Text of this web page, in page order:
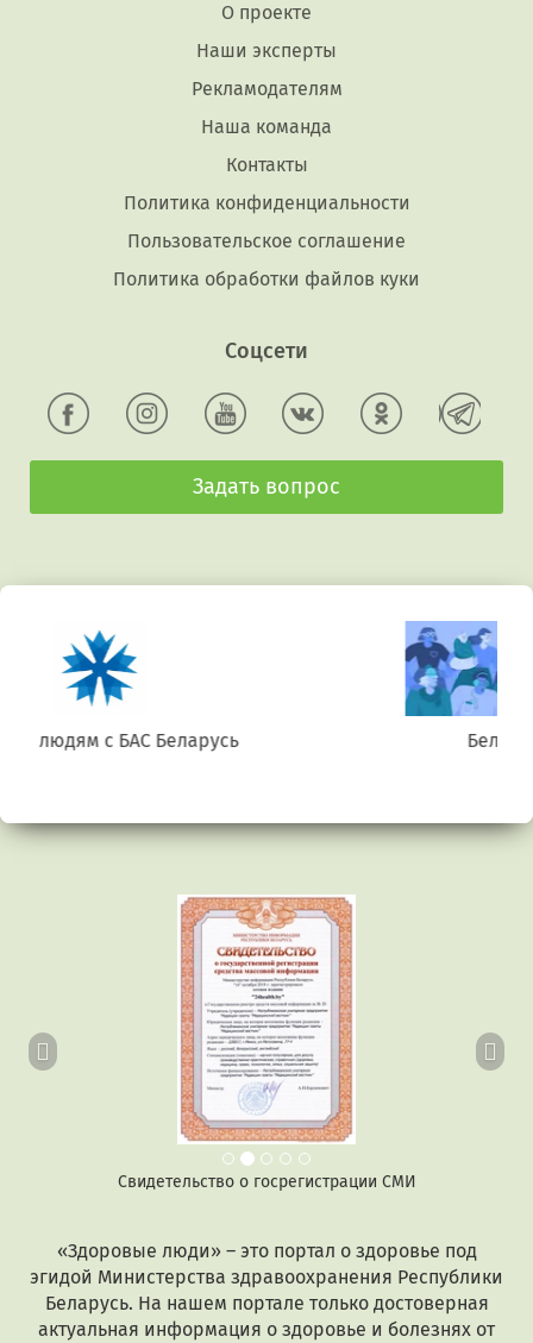
О проекте
Наши эксперты
Рекламодателям
Наша команда
Контакты
Политика конфиденциальности
Пользовательское соглашение
Политика обработки файлов куки
Соцсети
Задать вопрос
Беларусь. Gluten free
Свидетельство о госрегистрации СМИ
Предыдущий
«Здоровые люди» – это портал о здоровье под
эгидой Министерства здравоохранения Республики
Беларусь. На нашем портале только достоверная
актуальная информация о здоровье и болезнях от